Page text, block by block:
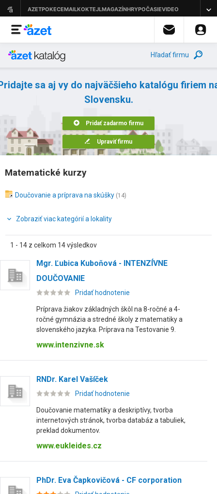
Hľadať firmu
sa aj vy do najväčšieho katalógu firiem
Slovensku.
Pridať zadarmo firmu
Upraviť firmu
Matematické kurzy
Doučovanie a príprava na skúšky (14)
Zobraziť viac kategórií a lokality
1 - 14 z celkom 14 výsledkov
Mgr. Ľubica Kuboňová - INTENZÍVNE
DOUČOVANIE
Pridať hodnotenie
Príprava žiakov základných škôl na 8-ročné a 4-
ročné gymnázia a stredné školy z matematiky a
slovenského jazyka. Príprava na Testovanie 9.
www.intenzivne.sk
RNDr. Karel Vašíček
Pridať hodnotenie
Doučovanie matematiky a deskriptívy, tvorba
internetových stránok, tvorba databáz a tabuliek,
preklad dokumentov.
www.eukleides.cz
PhDr. Eva Čapkovičová - CF corporation